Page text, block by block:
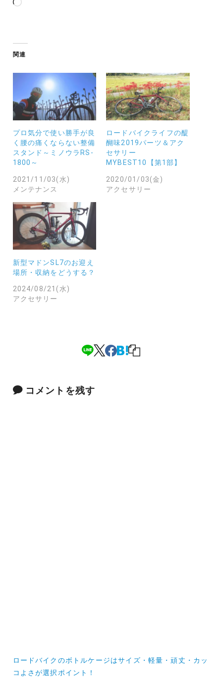
中…
関連
プロ気分で使い勝手が良
く腰の痛くならない整備
スタンド～ミノウラRS-
1800～
2021/11/03(水)
メンテナンス
ロードバイクライフの醍
醐味2019パーツ＆アク
セサリー
MYBEST10【第1部】
2020/01/03(金)
アクセサリー
新型マドンSL7のお迎え
場所・収納をどうする？
2024/08/21(水)
アクセサリー
コメントを残す
稿
ロードバイクのボトルケージはサイズ・軽量・頑丈・カッ
コよさが選択ポイント！